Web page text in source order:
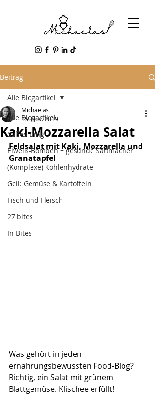
Beitrag
Alle Blogartikel
Süßes Ding
Eiweiß-Bomben + gesunde Sattmacher
(Komplexe) Kohlenhydrate
Geil: Gemüse & Kartoffeln
Fisch und Fleisch
27 bites
In-Bites
Alle Blogartikel
Kaki-Mozzarella Salat
Michaelas
15. Nov. 2019
Feldsalat mit Kaki, Mozzarella und
Granatapfel
Was gehört in jeden
ernährungsbewussten Food-Blog?
Richtig, ein Salat mit grünem
Blattgemüse. Klischee erfüllt!